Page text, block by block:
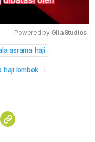
Powered by GliaStudios
asrama haji
haji lombok